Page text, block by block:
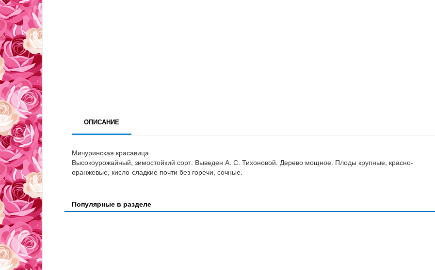
ОПИСАНИЕ
Мичуринская красавица
Высокоурожайный, зимостойкий сорт. Выведен А. С. Тихоновой. Дерево мощное. Плоды крупные, красно-
оранжевые, кисло-сладкие почти без горечи, сочные.
Популярные в разделе